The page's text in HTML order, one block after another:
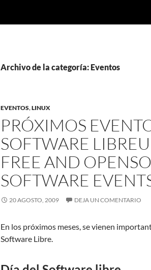
Archivo de la categoría: Eventos
EVENTOS,LINUX
PRÓXIMOS
SOFTWARE LIBRE
FREE AND
SOFTWARE
20 AGOSTO, 2009 DEJA UN COMENTARIO
En los próximos meses, se vienen
Software Libre.